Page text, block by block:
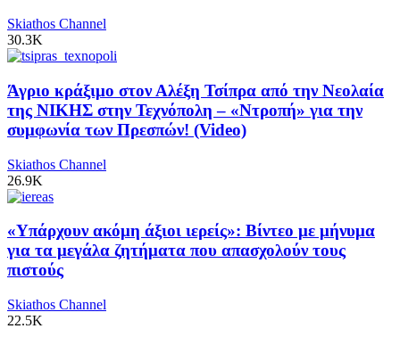
Skiathos Channel
30.3K
Άγριο κράξιμο στον Αλέξη Τσίπρα από την Νεολαία
της ΝΙΚΗΣ στην Τεχνόπολη – «Ντροπή» για την
συμφωνία των Πρεσπών! (Video)
Skiathos Channel
26.9K
«Υπάρχουν ακόμη άξιοι ιερείς»: Βίντεο με μήνυμα
για τα μεγάλα ζητήματα που απασχολούν τους
πιστούς
Skiathos Channel
22.5K